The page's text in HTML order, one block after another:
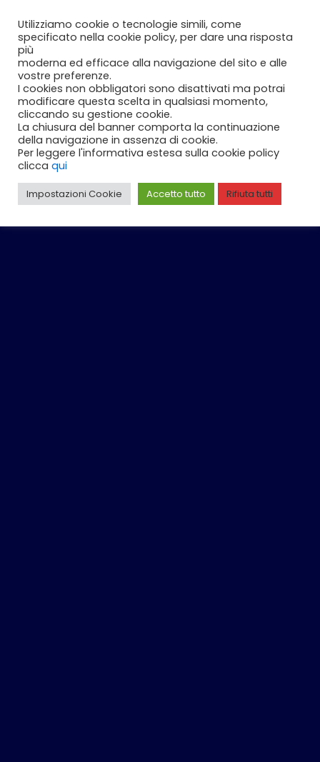
contenuto
Utilizziamo cookie o tecnologie simili, come
specificato nella cookie policy, per dare una risposta
più
moderna ed efficace alla navigazione del sito e alle
vostre preferenze.
I cookies non obbligatori sono disattivati ma potrai
modificare questa scelta in qualsiasi momento,
cliccando su gestione cookie.
La chiusura del banner comporta la continuazione
della navigazione in assenza di cookie.
Per leggere l'informativa estesa sulla cookie policy
clicca qui
Impostazioni Cookie Accetto tutto Rifiuta tutti